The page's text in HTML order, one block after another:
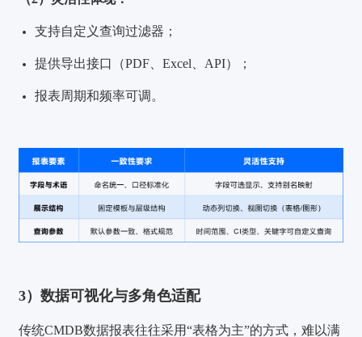
支持自定义查询过滤器；
提供导出接口（PDF、Excel、API）；
报表周期和频率可调。
3）数据可视化与多角色适配
传统CMDB数据报表往往采用“表格为主”的方式，难以满